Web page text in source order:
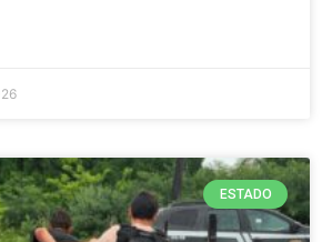
ESTADO